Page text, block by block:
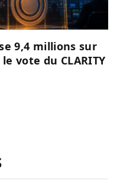
9,4 millions sur
vote du CLARITY